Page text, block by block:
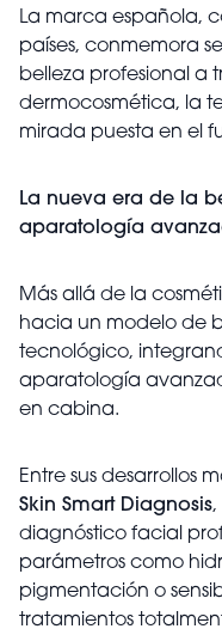
La marca española,
países, conmemora
belleza profesional a
dermocosmética, la
mirada puesta en el
La nueva era de la
aparatología
Más allá de la
hacia un modelo de
tecnológico,
aparatología
en cabina.
Entre sus desarrollos
Skin Smart Diagnosis,
diagnóstico facial
parámetros como
pigmentación o
tratamientos